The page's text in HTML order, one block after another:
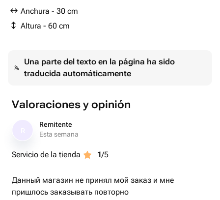
Anchura - 30 cm
Altura - 60 cm
Una parte del texto en la página ha sido
traducida automáticamente
Valoraciones y opinión
Remitente
Esta semana
Servicio de la tienda 1/5
Данный магазин не принял мой заказ и мне
пришлось заказывать повторно